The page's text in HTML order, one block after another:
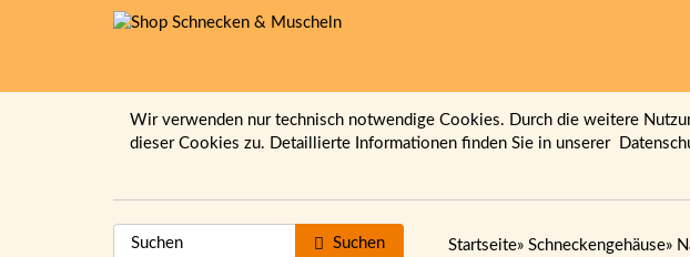
Wir verwenden nur technisch notwendige Cookies. Durch die weitere
dieser Cookies zu. Detaillierte Informationen finden Sie in unserer
Suchen Startseite» Schneckengehäuse»